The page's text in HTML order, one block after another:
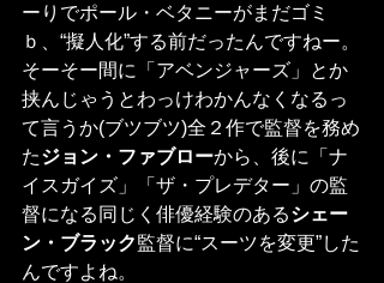
ーりでポール・ベタニーがまだゴミ
ｂ、“擬人化”する前だったんですねー。
そーそー間に「アベンジャーズ」とか
挟んじゃうとわっけわかんなくなるっ
て言うか(ブツブツ)全２作で監督を務め
たジョン・ファブローから、後に「ナ
イスガイズ」「ザ・プレデター」の監
督になる同じく俳優経験のあるシェー
ン・ブラック監督に“スーツを変更”した
んですよね。